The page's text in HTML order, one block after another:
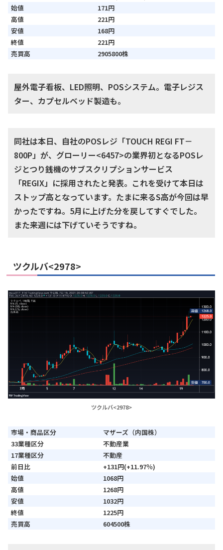
始値
171円
高値
221円
安値
168円
終値
221円
売買高
2905800株
屋外電子看板、LED照明、POSシステム。電子レジス
ター、カプセルベッド製造も。
同社は本日、自社のPOSレジ「TOUCH REGI FT－
800P」が、グローリー<6457>の業界初となるPOSレ
ジとつり銭機のサブスクリプションサービス
「REGIX」に採用されたと発表。これを受けて本日は
ストップ高となっています。たまに来るS高が今回は早
かったですね。5月に上げた分を戻してすぐでした。
また来週には下げていそうですね。
ツクルバ<2978>
ツクルバ<2978>
市場・商品区分
マザーズ（内国株）
33業種区分
不動産業
17業種区分
不動産
前日比
+131円(+11.97％)
始値
1068円
高値
1268円
安値
1032円
終値
1225円
売買高
604500株